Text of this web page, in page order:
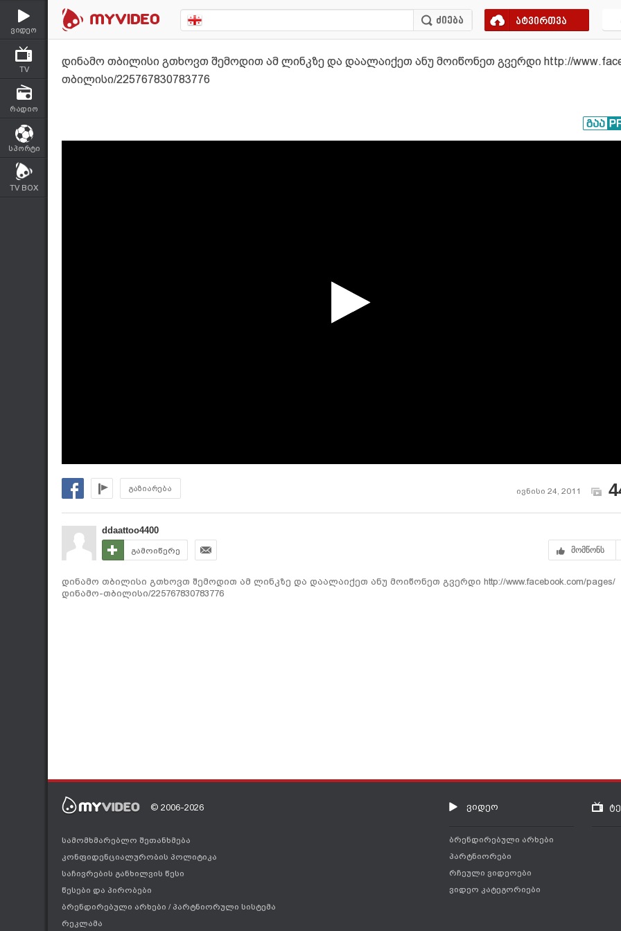
ვიდეო
TV
რადიო
სპორტი
TV BOX
ატვირთვა
დინამო თბილისი გთხოვთ შემოდით ამ ლინკზე და დაალაიქეთ ანუ მოიწონეთ გვერდი http://
თბილისი/225767830783776
გაზიარება ივნისი 24, 2011
ddaattoo4400
გამოიწერე მომწონს
დინამო თბილისი გთხოვთ შემოდით ამ ლინკზე და დაალაიქეთ ანუ მოიწონეთ გვერდი http://www.facebook.com/pages/
დინამო-თბილისი/225767830783776
© 2006-2026
სამომხმარებლო შეთანხმება
კონფიდენციალურობის პოლიტიკა
საჩივრების განხილვის წესი
წესები და პირობები
ბრენდირებული არხები / პარტნიორული სისტემა
რეკლამა
ვიდეო
ბრენდირებული არხები
პარტნიორები
რჩეული ვიდეოები
ვიდეო კატეგორიები